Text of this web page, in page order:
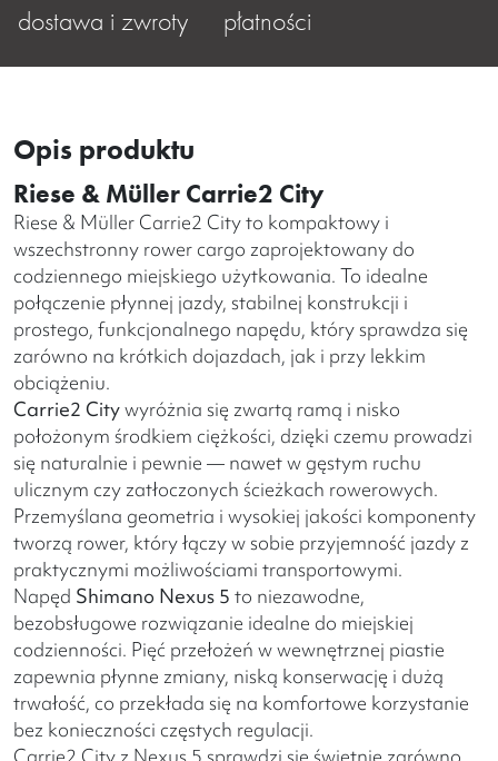
dostawa i zwroty
płatności
Opis produktu
Riese & Müller Carrie2 City
Riese & Müller Carrie2 City to kompaktowy i
wszechstronny rower cargo zaprojektowany do
codziennego miejskiego użytkowania. To idealne
połączenie płynnej jazdy, stabilnej konstrukcji i
prostego, funkcjonalnego napędu, który sprawdza się
zarówno na krótkich dojazdach, jak i przy lekkim
obciążeniu.
Carrie2 Citywyróżnia się zwartą ramą i nisko
położonym środkiem ciężkości, dzięki czemu prowadzi
się naturalnie i pewnie — nawet w gęstym ruchu
ulicznym czy zatłoczonych ścieżkach rowerowych.
Przemyślana geometria i wysokiej jakości komponenty
tworzą rower, który łączy w sobie przyjemność jazdy z
praktycznymi możliwościami transportowymi.
Napęd Shimano Nexus 5 to niezawodne,
bezobsługowe rozwiązanie idealne do miejskiej
codzienności. Pięć przełożeń w wewnętrznej piastie
zapewnia płynne zmiany, niską konserwację i dużą
trwałość, co przekłada się na komfortowe korzystanie
bez konieczności częstych regulacji.